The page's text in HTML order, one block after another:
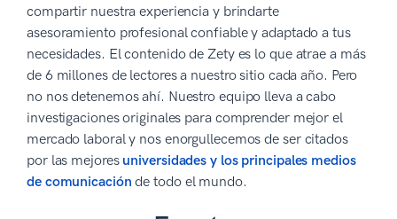
compartir nuestra experiencia y brindarte
asesoramiento profesional confiable y adaptado a tus
necesidades. El contenido de Zety es lo que atrae a más
de 6 millones de lectores a nuestro sitio cada año. Pero
no nos detenemos ahí. Nuestro equipo lleva a cabo
investigaciones originales para comprender mejor el
mercado laboral y nos enorgullecemos de ser citados
por las mejores universidades y los principales medios
de comunicación de todo el mundo.